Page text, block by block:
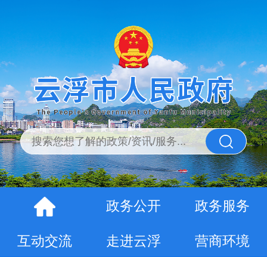
政务公开
政务服务
互动交流
走进云浮 营商环境